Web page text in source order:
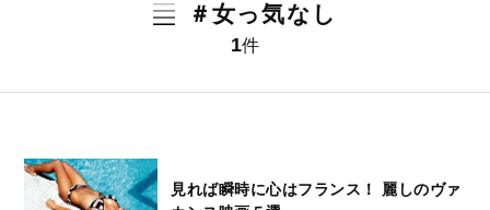
＃女っ気なし
1件
見れば瞬時に心はフランス！ 麗しのヴァ